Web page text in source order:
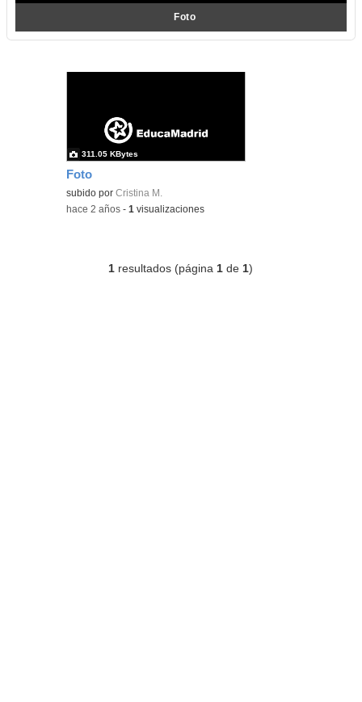
Foto
Foto
subido porCristina M.
311.05 KBytes
-hace 2 años -1 visualizaciones
1 resultados (página 1 de 1)